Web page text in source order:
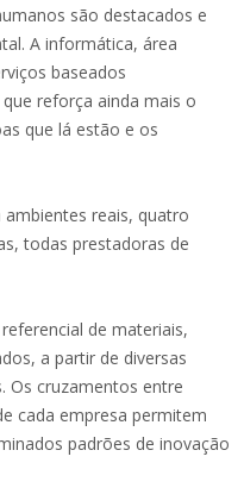
são destacados e
A informática, área
baseados
reforça ainda mais o
que lá estão e os
reais, quatro
todas prestadoras de
de materiais,
a partir de diversas
Os cruzamentos entre
cada empresa permitem
padrões de inovação